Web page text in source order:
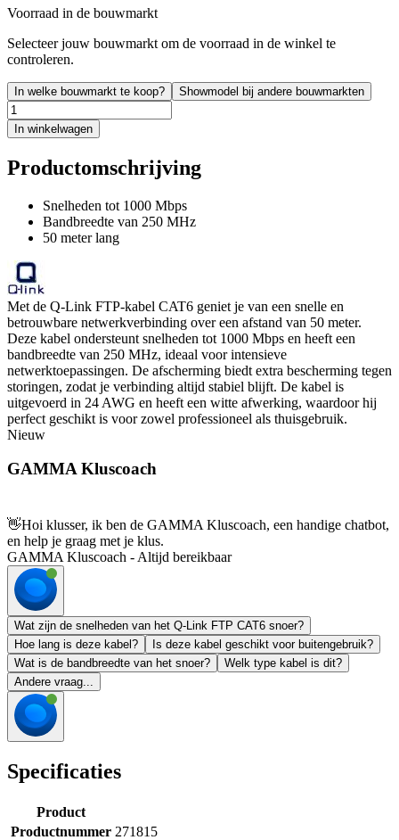
Voorraad in de bouwmarkt
Selecteer jouw bouwmarkt om de voorraad in de winkel te
controleren.
In welke bouwmarkt te koop? Showmodel bij andere bouwmarkten
In winkelwagen
Productomschrijving
Snelheden tot 1000 Mbps
Bandbreedte van 250 MHz
50 meter lang
Met de Q-Link FTP-kabel CAT6 geniet je van een snelle en
betrouwbare netwerkverbinding over een afstand van 50 meter.
Deze kabel ondersteunt snelheden tot 1000 Mbps en heeft een
bandbreedte van 250 MHz, ideaal voor intensieve
netwerktoepassingen. De afscherming biedt extra bescherming tegen
storingen, zodat je verbinding altijd stabiel blijft. De kabel is
uitgevoerd in 24 AWG en heeft een witte afwerking, waardoor hij
perfect geschikt is voor zowel professioneel als thuisgebruik.
Nieuw
GAMMA Kluscoach
👋Hoi klusser, ik ben de GAMMA Kluscoach, een handige chatbot,
en help je graag met je klus.
GAMMA Kluscoach - Altijd bereikbaar
Wat zijn de snelheden van het Q-Link FTP CAT6 snoer?
Hoe lang is deze kabel?
Is deze kabel geschikt voor buitengebruik?
Wat is de bandbreedte van het snoer?
Welk type kabel is dit?
Andere vraag...
Specificaties
Product
Productnummer 271815